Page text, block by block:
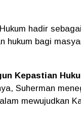
hadir
hukum bagi
Kepastian
Suherman
mewujudkan